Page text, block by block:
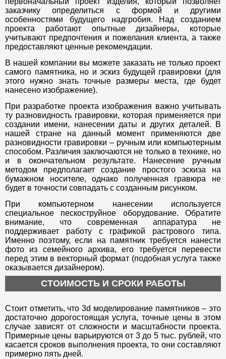
заказчику определиться с формой и другими
особенностями будущего надгробия. Над созданием
проекта работают опытные дизайнеры, которые
учитывают предпочтения и пожелания клиента, а также
предоставляют ценные рекомендации.
В нашей компании вы можете заказать не только проект
самого памятника, но и эскиз будущей гравировки (для
этого нужно знать точные размеры места, где будет
нанесено изображение).
При разработке проекта изображения важно учитывать
ту разновидность гравировки, которая применяется при
создании имени, нанесении даты и других деталей. В
нашей стране на данный момент применяются две
разновидности гравировки – ручным или компьютерным
способом. Различия заключаются не только в технике, но
и в окончательном результате. Нанесение ручным
методом предполагает создание простого эскиза на
бумажном носителе, однако полученная гравюра не
будет в точности совпадать с созданным рисунком.
При компьютерном нанесении используется
специальное пескоструйное оборудование. Обратите
внимание, что современная аппаратура не
поддерживает работу с графикой растрового типа.
Именно поэтому, если на памятник требуется нанести
фото из семейного архива, его требуется перевести
перед этим в векторный формат (подобная услуга также
оказывается дизайнером).
СТОИМОСТЬ И СРОКИ РАБОТЫ
Стоит отметить, что 3d моделирование памятников – это
достаточно дорогостоящая услуга, точные цены в этом
случае зависят от сложности и масштабности проекта.
Примерные цены варьируются от 3 до 5 тыс. рублей, что
касается сроков выполнения проекта, то они составляют
примерно пять дней.